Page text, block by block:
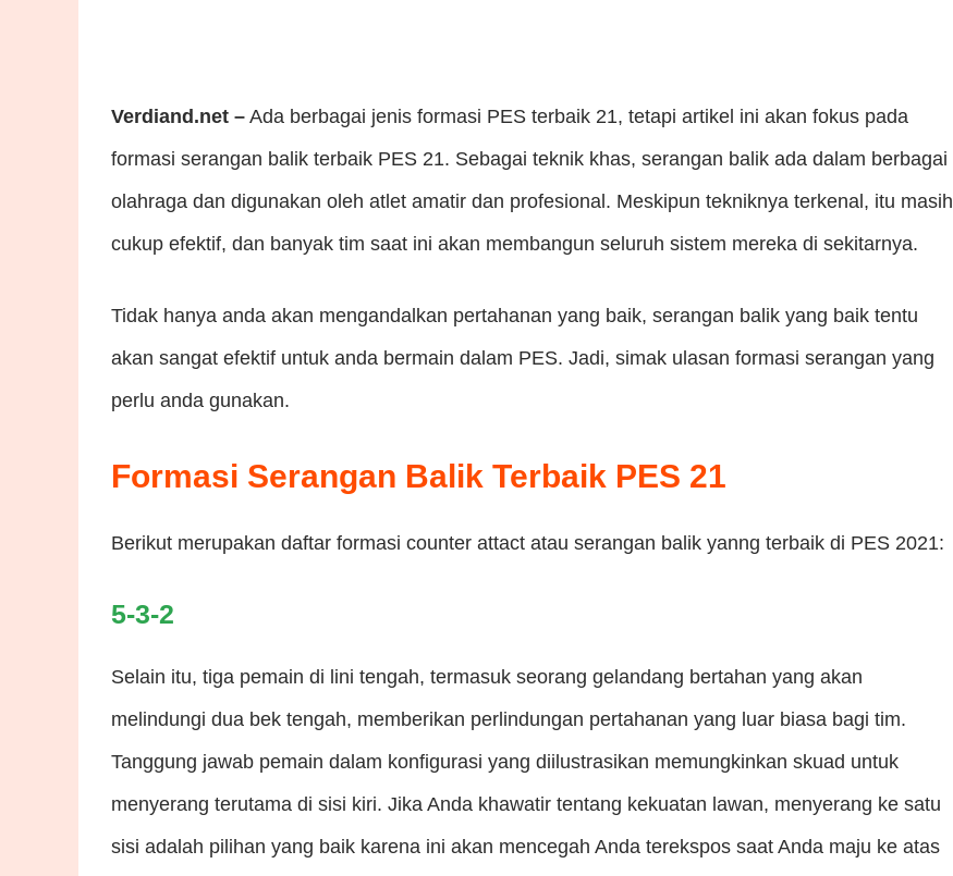
Verdiand.net – Ada berbagai jenis formasi PES terbaik 21, tetapi artikel ini akan fokus pada
formasi serangan balik terbaik PES 21. Sebagai teknik khas, serangan balik ada dalam berbagai
olahraga dan digunakan oleh atlet amatir dan profesional. Meskipun tekniknya terkenal, itu masih
cukup efektif, dan banyak tim saat ini akan membangun seluruh sistem mereka di sekitarnya.
Tidak hanya anda akan mengandalkan pertahanan yang baik, serangan balik yang baik tentu
akan sangat efektif untuk anda bermain dalam PES. Jadi, simak ulasan formasi serangan yang
perlu anda gunakan.
Formasi Serangan Balik Terbaik PES 21
Berikut merupakan daftar formasi counter attact atau serangan balik yanng terbaik di PES 2021:
5-3-2
Selain itu, tiga pemain di lini tengah, termasuk seorang gelandang bertahan yang akan
melindungi dua bek tengah, memberikan perlindungan pertahanan yang luar biasa bagi tim.
Tanggung jawab pemain dalam konfigurasi yang diilustrasikan memungkinkan skuad untuk
menyerang terutama di sisi kiri. Jika Anda khawatir tentang kekuatan lawan, menyerang ke satu
sisi adalah pilihan yang baik karena ini akan mencegah Anda terekspos saat Anda maju ke atas